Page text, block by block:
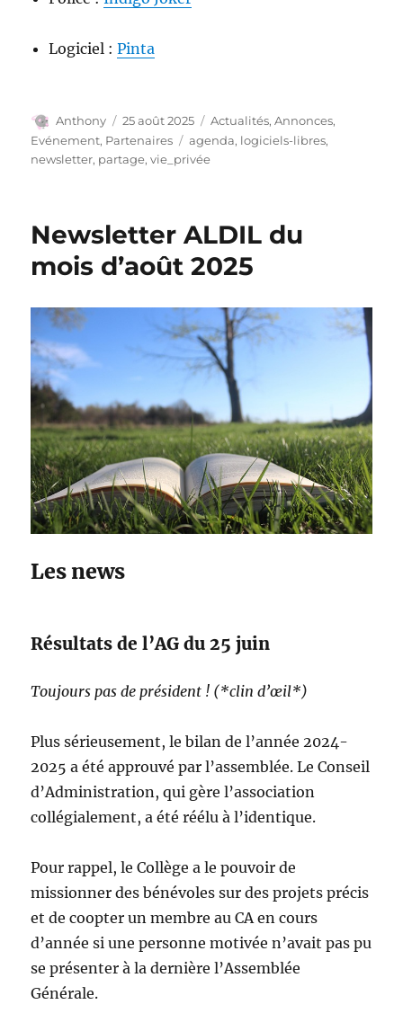
Logiciel :Pinta
Auteur
Anthony
Publié
le
25 août 2025 Catégories
Actualités,Annonces,
Evénement, Partenaires Étiquettes
agenda, logiciels-libres,
newsletter, partage,vie_privée
Newsletter ALDIL du
mois d’août 2025
Les news
Résultats de l’AG du 25 juin
Toujours pas de président ! (*clin d’œil*)
Plus sérieusement, le bilan de l’année 2024-
2025 a été approuvé par l’assemblée. Le Conseil
d’Administration, qui gère l’association
collégialement, a été réélu à l’identique.
Pour rappel, le Collège a le pouvoir de
missionner des bénévoles sur des projets précis
et de coopter un membre au CA en cours
d’année si une personne motivée n’avait pas pu
se présenter à la dernière l’Assemblée
Générale.